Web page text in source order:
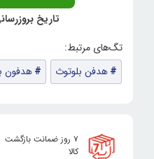
تاریخ بروزرسانی:
هدفن بلوتوث هدفون
۷ روز ضمانت بازگشت
کالا